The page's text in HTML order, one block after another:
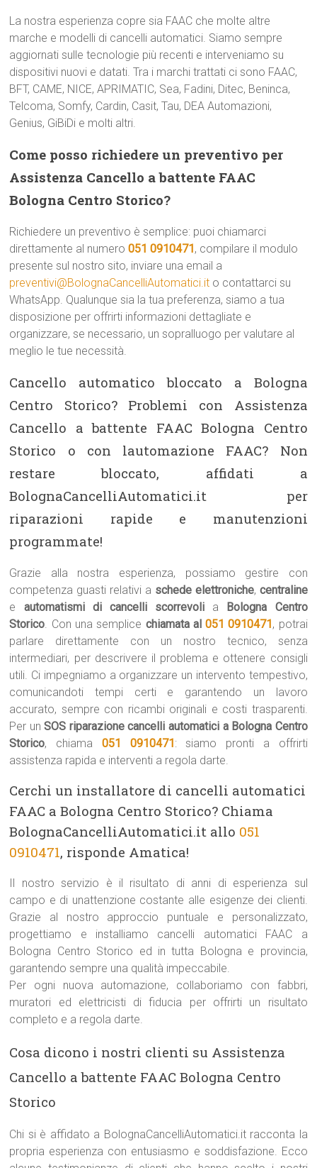
La nostra esperienza copre sia FAAC che molte altre
marche e modelli di cancelli automatici. Siamo sempre
aggiornati sulle tecnologie più recenti e interveniamo su
dispositivi nuovi e datati. Tra i marchi trattati ci sono FAAC,
BFT, CAME, NICE, APRIMATIC, Sea, Fadini, Ditec, Beninca,
Telcoma, Somfy, Cardin, Casit, Tau, DEA Automazioni,
Genius, GiBiDi e molti altri.
Come posso richiedere un preventivo per
Assistenza Cancello a battente FAAC
Bologna Centro Storico?
Richiedere un preventivo è semplice: puoi chiamarci
direttamente al numero051 0910471, compilare il modulo
presente sul nostro sito, inviare una email a
preventivi@BolognaCancelliAutomatici.it o contattarci su
WhatsApp. Qualunque sia la tua preferenza, siamo a tua
disposizione per offrirti informazioni dettagliate e
organizzare, se necessario, un sopralluogo per valutare al
meglio le tue necessità.
Cancello automatico bloccato a Bologna
Centro Storico? Problemi con Assistenza
Cancello a battente FAAC Bologna Centro
Storico o con lautomazione FAAC? Non
restare bloccato, affidati a
BolognaCancelliAutomatici.it per
riparazioni rapide e manutenzioni
programmate!
Grazie alla nostra esperienza, possiamo gestire con
competenza guasti relativi a schede elettroniche, centraline
e automatismi di cancelli scorrevoli a Bologna Centro
Storico. Con una semplice chiamata al051 0910471, potrai
parlare direttamente con un nostro tecnico, senza
intermediari, per descrivere il problema e ottenere consigli
utili. Ci impegniamo a organizzare un intervento tempestivo,
comunicandoti tempi certi e garantendo un lavoro
accurato, sempre con ricambi originali e costi trasparenti.
Per unSOS riparazione cancelli automatici a Bologna Centro
Storico, chiama 051 0910471: siamo pronti a offrirti
assistenza rapida e interventi a regola darte.
Cerchi un installatore di cancelli automatici
FAAC a Bologna Centro Storico? Chiama
BolognaCancelliAutomatici.it allo 051
0910471, risponde Amatica!
Il nostro servizio è il risultato di anni di esperienza sul
campo e di unattenzione costante alle esigenze dei clienti.
Grazie al nostro approccio puntuale e personalizzato,
progettiamo e installiamo cancelli automatici FAAC a
Bologna Centro Storico ed in tutta Bologna e provincia,
garantendo sempre una qualità impeccabile.
Per ogni nuova automazione, collaboriamo con fabbri,
muratori ed elettricisti di fiducia per offrirti un risultato
completo e a regola darte.
Cosa dicono i nostri clienti su Assistenza
Cancello a battente FAAC Bologna Centro
Storico
Chi si è affidato a BolognaCancelliAutomatici.it racconta la
propria esperienza con entusiasmo e soddisfazione. Ecco